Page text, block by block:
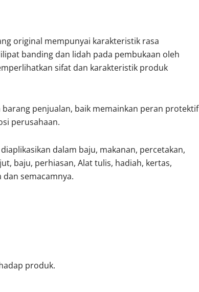
original mempunyai karakteristik rasa
banding dan lidah pada pembukaan oleh
sifat dan karakteristik produk
penjualan, baik memainkan peran protektif
perusahaan.
dalam baju, makanan, percetakan,
baju, perhiasan, Alat tulis, hadiah, kertas,
semacamnya.
produk.